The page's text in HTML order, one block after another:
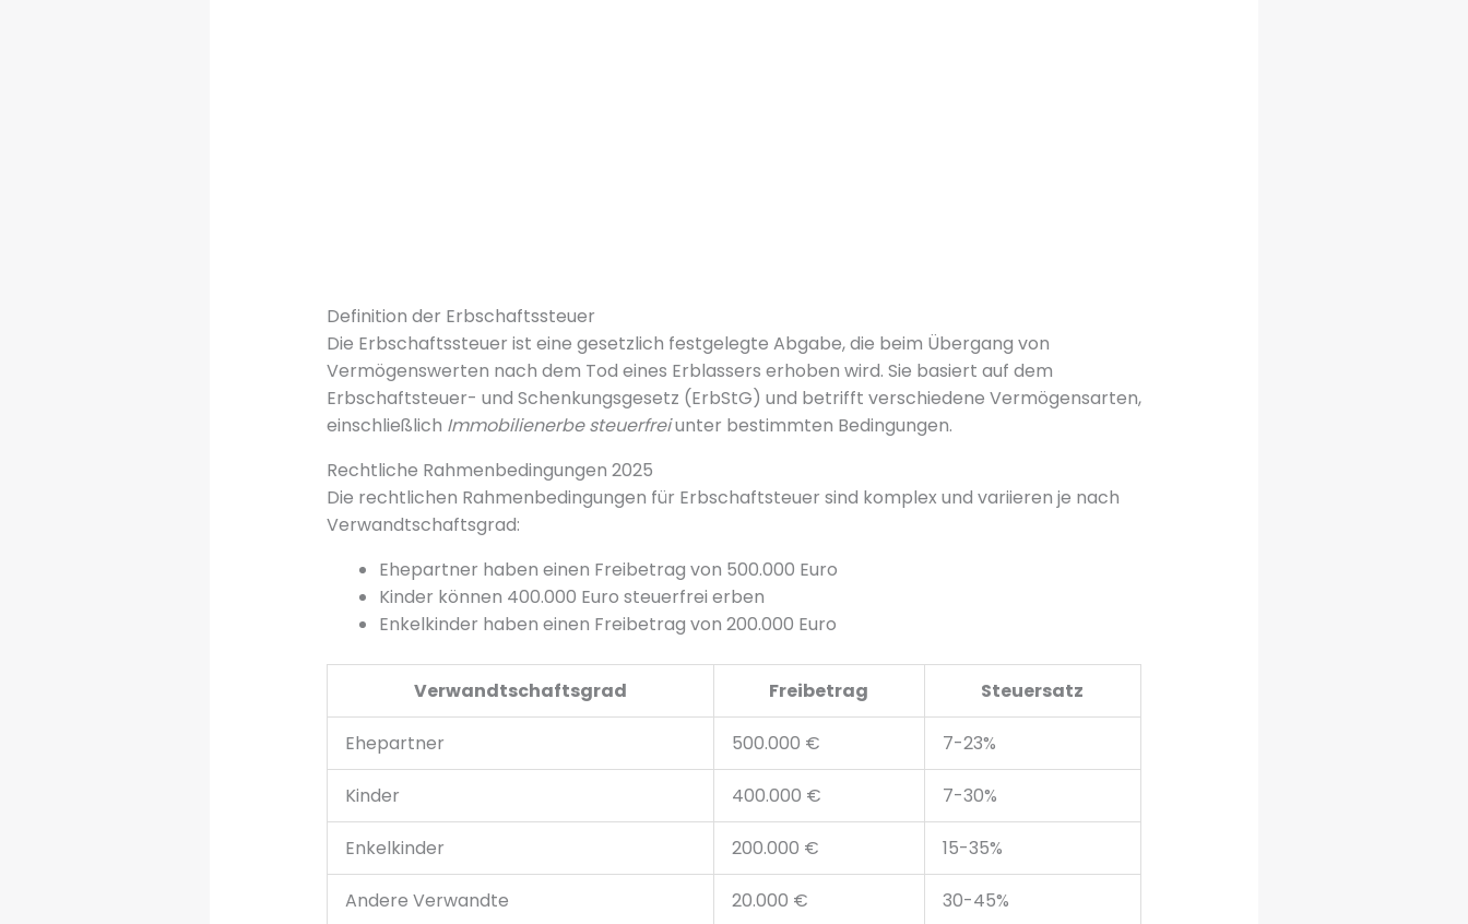
Definition der Erbschaftssteuer
Die Erbschaftssteuer ist eine gesetzlich festgelegte Abgabe, die beim Übergang von
Vermögenswerten nach dem Tod eines Erblassers erhoben wird. Sie basiert auf dem
Erbschaftsteuer- und Schenkungsgesetz (ErbStG) und betrifft verschiedene Vermögensarten,
einschließlich Immobilienerbe steuerfreiunter bestimmten Bedingungen.
Rechtliche Rahmenbedingungen 2025
Die rechtlichen Rahmenbedingungen für Erbschaftsteuer sind komplex und variieren je nach
Verwandtschaftsgrad:
Ehepartner haben einen Freibetrag von 500.000 Euro
Kinder können 400.000 Euro steuerfrei erben
Enkelkinder haben einen Freibetrag von 200.000 Euro
Verwandtschaftsgrad Freibetrag Steuersatz
Ehepartner 500.000 € 7-23%
Kinder 400.000 € 7-30%
Enkelkinder 200.000 € 15-35%
Andere Verwandte 20.000 € 30-45%